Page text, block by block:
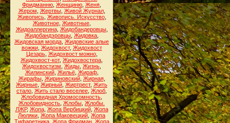
Фридманню Женщиню Женя
Жером Жертвы, Живой Журнал,
Живопись, Живопись. Искусство,
Животное, Животные,
Жидоаллергина, Жидобандеровцы,
Жидобандэровцы Жидовка
Жидовская морда Жидовские алые
вожжи, Жидохвост, Жидохвост
Цезарь, Жидохвост можно,
Жидохвост-кот, Жидохвостера
Жидохвостизм Жиды Жизнь
Жилинский, Жильё, Жираф,
Жирафы, Жириновский, Жирная,
Жирные Жирный Жиртрест, Жить
стало Жить стало веселее Жлоб
Жлобовидная Хромосомность
Жлобовидность Жлобы Жлобы.
ЛЖР, Жопа, Жопа Вербицкий, Жопа
Люляки Жопа Маковецкий Жопа
Тифаретника, Жопа Фридман, Жопа